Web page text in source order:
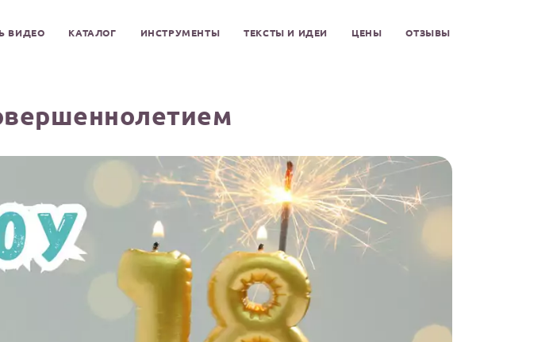
ВИДЕО КАТАЛОГ ИНСТРУМЕНТЫ ТЕКСТЫ И ИДЕИ ЦЕНЫ ОТЗЫВЫ